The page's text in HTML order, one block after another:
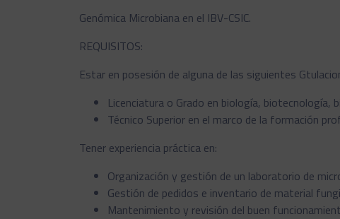
Genómica Microbiana en el IBV-CSIC.
REQUISITOS:
Estar en posesión de alguna de las siguientes
Licenciatura o Grado en biología, biotecnología,
Técnico Superior en el marco de la formación
Tener experiencia práctica en:
Organización y gestión de un laboratorio de
Gestión de pedidos e inventario de material
Mantenimiento y revisión del buen